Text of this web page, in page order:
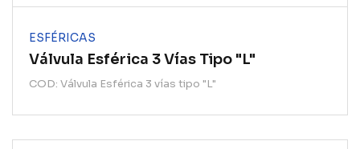
ESFÉRICAS
Válvula Esférica 3 Vías Tipo "L"
COD: Válvula Esférica 3 vías tipo "L"